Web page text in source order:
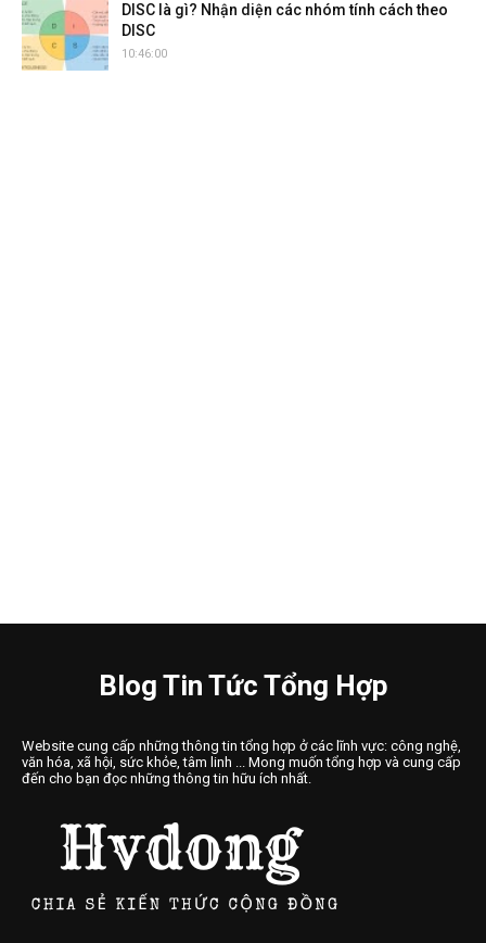
DISC là gì? Nhận diện các nhóm tính cách theo
DISC
10:46:00
Blog Tin Tức Tổng Hợp
Website cung cấp những thông tin tổng hợp ở các lĩnh vực: công nghệ,
văn hóa, xã hội, sức khỏe, tâm linh ... Mong muốn tổng hợp và cung cấp
đến cho bạn đọc những thông tin hữu ích nhất.